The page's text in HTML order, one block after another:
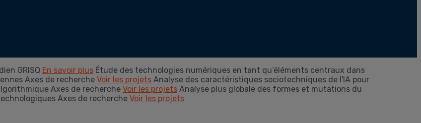
GRISQ En savoir plus Étude des technologies numériques en tant qu’éléments centraux dans
Axes de recherche Voir les projets Analyse des caractéristiques sociotechniques de l'IA pour
Axes de recherche Voir les projets Analyse plus globale des formes et mutations du
Axes de recherche Voir les projets